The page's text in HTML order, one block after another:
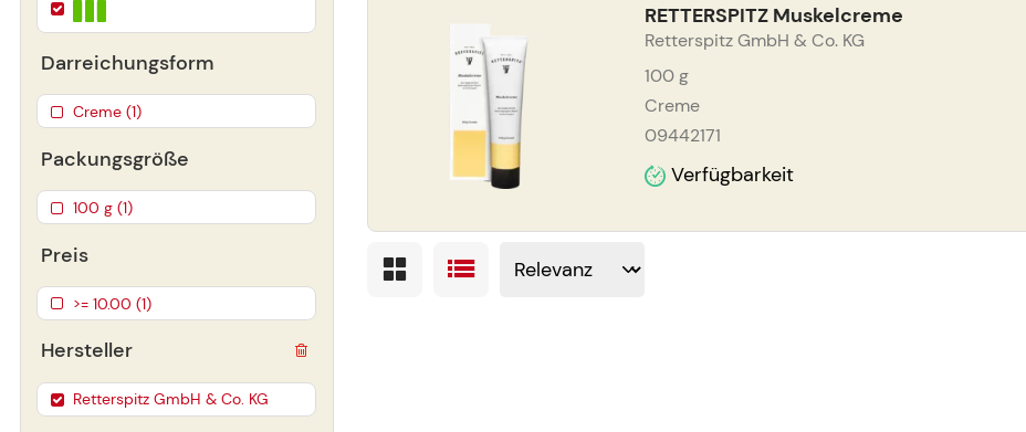
RETTERSPITZ Muskelcreme
Retterspitz GmbH & Co. KG
100g
Creme
09442171
Verfügbarkeit
Darreichungsform
Creme (1)
Packungsgröße
100 g (1)
Preis
>= 10.00 (1)
Hersteller
Retterspitz GmbH & Co. KG